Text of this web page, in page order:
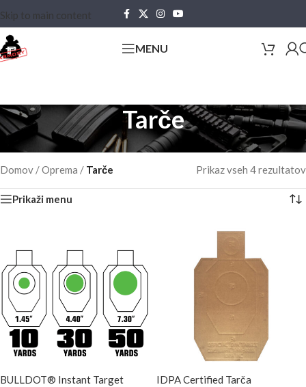
Skip to main content
MENU
Tarče
Domov /Oprema / Tarče Prikaz vseh 4 rezultatov
Prikaži menu
BULLDOT® Instant Target
IDPA Certified Tarča